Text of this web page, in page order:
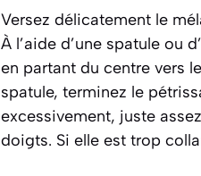
Versez délicatement le
À l’aide d’une spatule ou
en partant du centre vers
spatule, terminez le
excessivement, juste
doigts. Si elle est trop